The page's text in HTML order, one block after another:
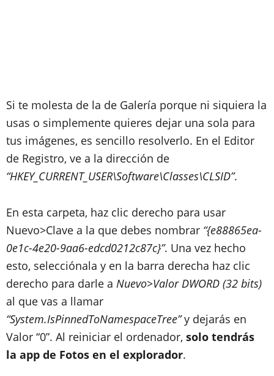
Si te molesta de la de Galería porque ni siquiera la
usas o simplemente quieres dejar una sola para
tus imágenes, es sencillo resolverlo. En el Editor
de Registro, ve a la dirección de
“HKEY_CURRENT_USER\Software\Classes\CLSID”.
En esta carpeta, haz clic derecho para usar
Nuevo>Clave a la que debes nombrar “{e88865ea-
0e1c-4e20-9aa6-edcd0212c87c}”. Una vez hecho
esto, selecciónala y en la barra derecha haz clic
derecho para darle a Nuevo>Valor DWORD (32 bits)
al que vas a llamar
“System.IsPinnedToNamespaceTree”y dejarás en
Valor “0”. Al reiniciar el ordenador, solo tendrás
la app de Fotos en el explorador.